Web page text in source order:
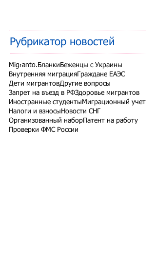
Рубрикатор новостей
Migranto.Бланки Беженцы с Украины
Внутренняя миграция Граждане ЕАЭС
Дети мигрантовДругие вопросы
Запрет на въезд в РФЗдоровье мигрантов
Иностранные студенты Миграционный учет
Налоги и взносы Новости СНГ
Организованный набор Патент на работу
Проверки ФМС России